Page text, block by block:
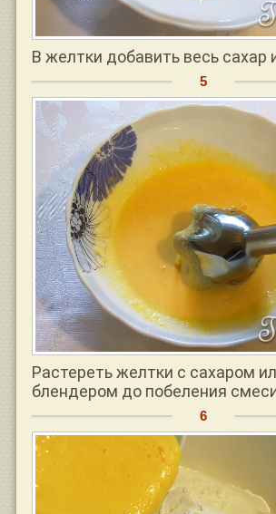
В желтки добавить весь сахар
Растереть желтки с сахаром
блендером до побеления